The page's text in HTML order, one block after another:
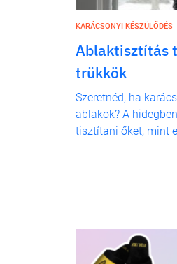
KARÁCSONYI KÉSZÜLŐDÉS
Ablaktisztítás
trükkök
Szeretnéd, ha
ablakok? A
tisztítani őket, mint